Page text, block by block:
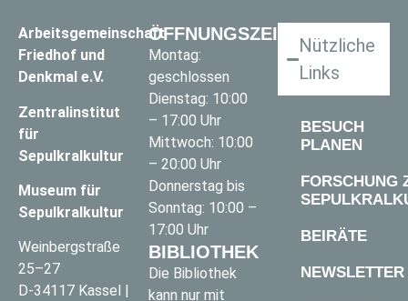
Arbeitsgemeinschaft
Friedhof und
Denkmal e.V.
Zentralinstitut
für
Sepulkralkultur
Museum für
Sepulkralkultur
Weinbergstraße
25–27
D-34117 Kassel |
ÖFFNUNGSZEITEN
Montag:
geschlossen
Dienstag: 10:00
– 17:00 Uhr
Mittwoch: 10:00
– 20:00 Uhr
Donnerstag bis
Sonntag: 10:00 –
17:00 Uhr
BIBLIOTHEK
Die Bibliothek
kann nur mit
Nützliche
Links
BESUCH
PLANEN
FORSCHUNG
BEIRÄTE
NEWSLETTER